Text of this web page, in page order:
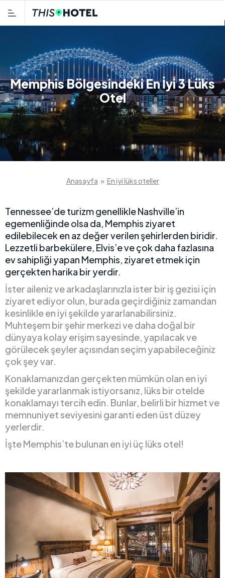
Memphis Bölgesindeki En İyi 3 Lüks
Otel
Anasayfa » En iyi lüks oteller
Tennessee’de turizm genellikle Nashville’in
egemenliğinde olsa da, Memphis ziyaret
edilebilecek en az değer verilen şehirlerden biridir.
Lezzetli barbekülere, Elvis’e ve çok daha fazlasına
ev sahipliği yapan Memphis, ziyaret etmek için
gerçekten harika bir yerdir.
İster aileniz ve arkadaşlarınızla ister bir iş gezisi için
ziyaret ediyor olun, burada geçirdiğiniz zamandan
kesinlikle en iyi şekilde yararlanabilirsiniz.
Muhteşem bir şehir merkezi ve daha doğal bir
dünyaya kolay erişim sayesinde, yapılacak ve
görülecek şeyler açısından seçim yapabileceğiniz
çok şey var.
Konaklamanızdan gerçekten mümkün olan en iyi
şekilde yararlanmak istiyorsanız, lüks bir otelde
konaklamayı tercih edin. Bunlar, belirli bir hizmet ve
memnuniyet seviyesini garanti eden üst düzey
yerlerdir.
İşte Memphis’te bulunan en iyi üç lüks otel!